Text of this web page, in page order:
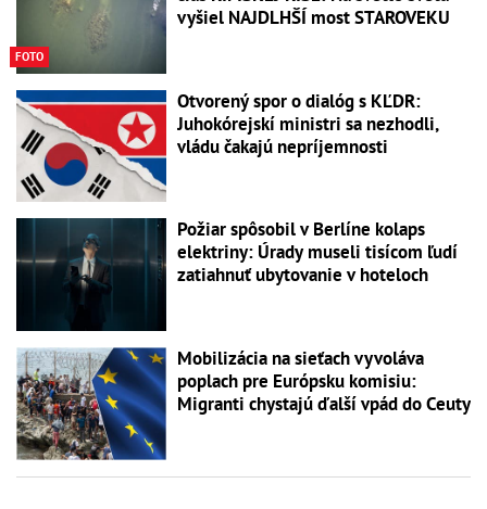
FOTO
vyšiel NAJDLHŠÍ most STAROVEKU
Otvorený spor o dialóg s KĽDR:
Juhokórejskí ministri sa nezhodli,
vládu čakajú nepríjemnosti
Požiar spôsobil v Berlíne kolaps
elektriny: Úrady museli tisícom ľudí
zatiahnuť ubytovanie v hoteloch
Mobilizácia na sieťach vyvoláva
poplach pre Európsku komisiu:
Migranti chystajú ďalší vpád do Ceuty